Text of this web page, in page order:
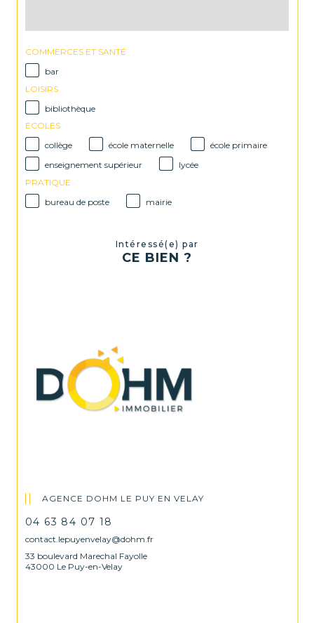
COMMERCES ET SANTÉ
bar
LOISIRS
bibliothèque
ECOLES
collège
école maternelle
école primaire
enseignement supérieur
lycée
PRATIQUE
bureau de poste
mairie
Intéressé(e) par
CE BIEN ?
AGENCE DOHM LE PUY EN VELAY
04 63 84 07 18
contact.lepuyenvelay@dohm.fr
33 boulevard Marechal Fayolle
43000 Le Puy-en-Velay